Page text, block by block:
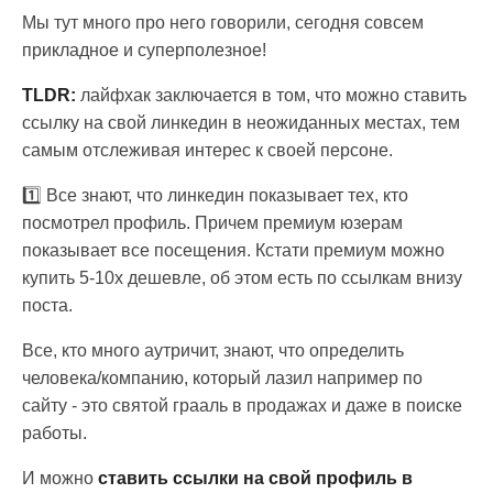
Мы тут много про него говорили, сегодня совсем
прикладное и суперполезное!
TLDR: лайфхак заключается в том, что можно ставить
ссылку на свой линкедин в неожиданных местах, тем
самым отслеживая интерес к своей персоне.
1️⃣ Все знают, что линкедин показывает тех, кто
посмотрел профиль. Причем премиум юзерам
показывает все посещения. Кстати премиум можно
купить 5-10х дешевле, об этом есть по ссылкам внизу
поста.
Все, кто много аутричит, знают, что определить
человека/компанию, который лазил например по
сайту - это святой грааль в продажах и даже в поиске
работы.
И можно ставить ссылки на свой профиль в